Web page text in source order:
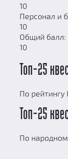
10
Персонал и
10
Общий балл:
10
Топ-25
По рейтингу
Топ-25
По